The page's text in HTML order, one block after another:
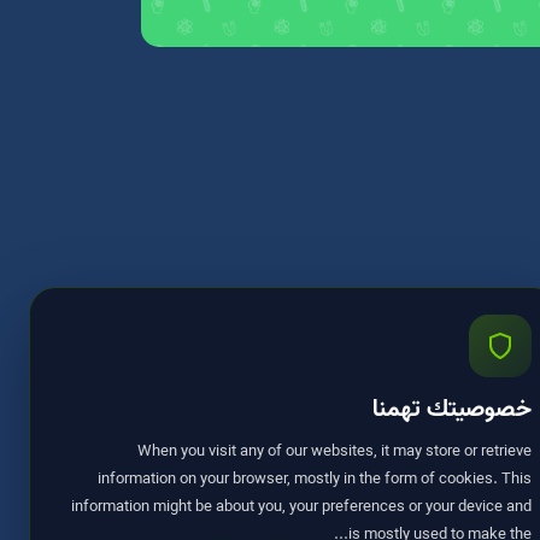
خصوصيتك تهمنا
When you visit any of our websites, it may store or retrieve
information on your browser, mostly in the form of cookies. This
information might be about you, your preferences or your device and
is mostly used to make the...